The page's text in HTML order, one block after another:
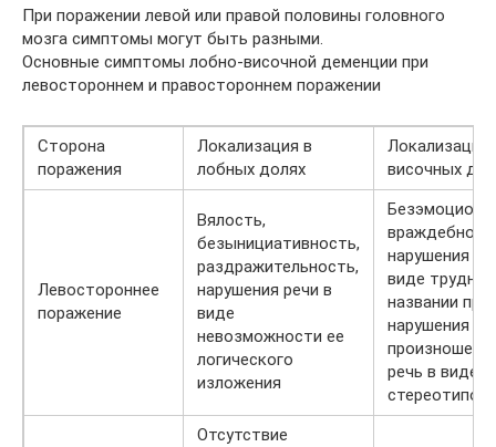
При поражении левой или правой половины головного
мозга симптомы могут быть разными.
Основные симптомы лобно-височной деменции при
левостороннем и правостороннем поражении
Сторона
поражения
Локализация в
лобных долях
Локализация
височных
Левостороннее
поражение
Вялость,
безынициативность,
раздражительность,
нарушения речи в
виде
невозможности ее
логического
изложения
нарушения
виде
названии
нарушения в
речь в виде
стереотипов
Отсутствие